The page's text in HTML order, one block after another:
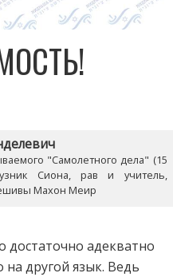
"Самолетного дела" (15
Сиона, рав и учитель,
Махон Меир
адекватно
на другой язык. Ведь